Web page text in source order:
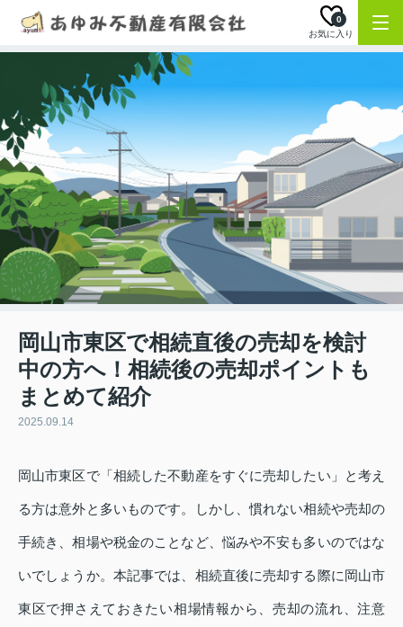
お気に入り
0
岡山市東区で相続直後の売却を検討
中の方へ！相続後の売却ポイントも
まとめて紹介
2025.09.14
岡山市東区で「相続した不動産をすぐに売却したい」と考え
る方は意外と多いものです。しかし、慣れない相続や売却の
手続き、相場や税金のことなど、悩みや不安も多いのではな
いでしょうか。本記事では、相続直後に売却する際に岡山市
東区で押さえておきたい相場情報から、売却の流れ、注意